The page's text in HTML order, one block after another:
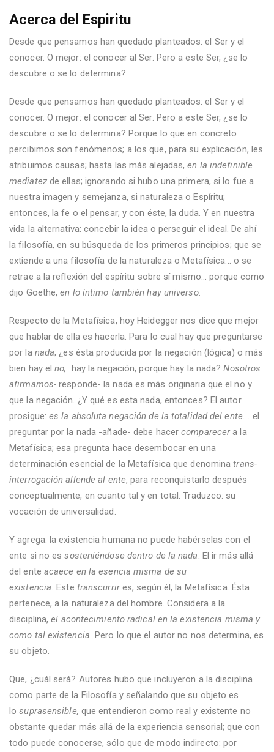
Acerca del Espiritu
Desde que pensamos han quedado planteados: el Ser y el
conocer. O mejor: el conocer al Ser. Pero a este Ser, ¿se lo
descubre o se lo determina?
Desde que pensamos han quedado planteados: el Ser y el
conocer. O mejor: el conocer al Ser. Pero a este Ser, ¿se lo
descubre o se lo determina? Porque lo que en concreto
percibimos son fenómenos; a los que, para su explicación, les
atribuimos causas; hasta las más alejadas,en la indefinible
mediatez de ellas; ignorando si hubo una primera, si lo fue a
nuestra imagen y semejanza, si naturaleza o Espíritu;
entonces, la fe o el pensar; y con éste, la duda. Y en nuestra
vida la alternativa: concebir la idea o perseguir el ideal. De ahí
la filosofía, en su búsqueda de los primeros principios; que se
extiende a una filosofía de la naturaleza o Metafísica... o se
retrae a la reflexión del espíritu sobre sí mismo... porque como
dijo Goethe,en lo íntimo también hay universo.
Respecto de la Metafísica, hoy Heidegger nos dice que mejor
que hablar de ella es hacerla. Para lo cual hay que preguntarse
por la nada; ¿es ésta producida por la negación (lógica) o más
bien hay elno, hay la negación, porque hay la nada?Nosotros
afirmamos-responde- la nada es más originaria que el no y
que la negación. ¿Y qué es esta nada, entonces? El autor
prosigue: es la absoluta negación de la totalidad del ente...el
preguntar por la nada -añade- debe hacercomparecera la
Metafísica; esa pregunta hace desembocar en una
determinación esencial de la Metafísica que denominatrans-
interrogación allende al ente, para reconquistarlo después
conceptualmente, en cuanto tal y en total. Traduzco: su
vocación de universalidad.
Y agrega: la existencia humana no puede habérselas con el
ente si no essosteniéndose dentro de la nada. El ir más allá
del ente acaece en la esencia misma de su
existencia.Este transcurrires, según él, la Metafísica. Ésta
pertenece, a la naturaleza del hombre. Considera a la
disciplina,el acontecimiento radical en la existencia misma y
como tal existencia.Pero lo que el autor no nos determina, es
su objeto.
Que, ¿cuál será? Autores hubo que incluyeron a la disciplina
como parte de la Filosofía y señalando que su objeto es
losuprasensible, que entendieron como real y existente no
obstante quedar más allá de la experiencia sensorial; que con
todo puede conocerse, sólo que de modo indirecto: por